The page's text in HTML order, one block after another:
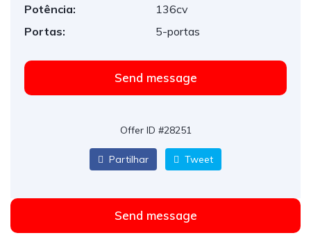
Potência:
136cv
Portas:
5-portas
Send message
Offer ID #28251
Partilhar Tweet
Send message